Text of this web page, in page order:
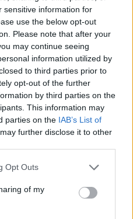
sensitive information for
use the below opt-out
Please note that after your
may continue seeing
information utilized by
to third parties prior to
opt-out of the further
by third parties on the
This information may
parties on the IAB’s List of
further disclose it to other
uses one or more Google
behaviour. You may click to
and its third-party tags to
purposes in below Google
Opt Outs
of my